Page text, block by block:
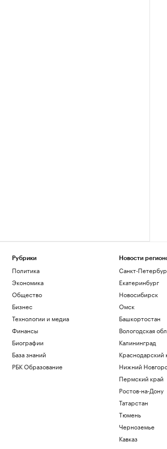
Рубрики
Политика
Экономика
Общество
Бизнес
Технологии и медиа
Финансы
Биографии
База знаний
РБК Образование
Новости
Санкт-
Екатеринбург
Новосибирск
Омск
Башкортостан
Вологодская
Калининград
Краснодарский
Нижний
Пермский край
Ростов-на-Дону
Татарстан
Тюмень
Черноземье
Кавказ